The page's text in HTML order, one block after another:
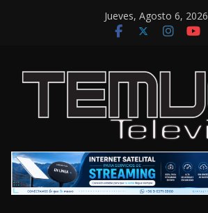
Jueves, Agosto 6, 2026